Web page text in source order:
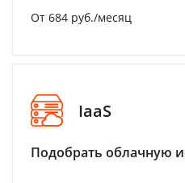
От 684 руб./месяц
IaaS
Подобрать облачную